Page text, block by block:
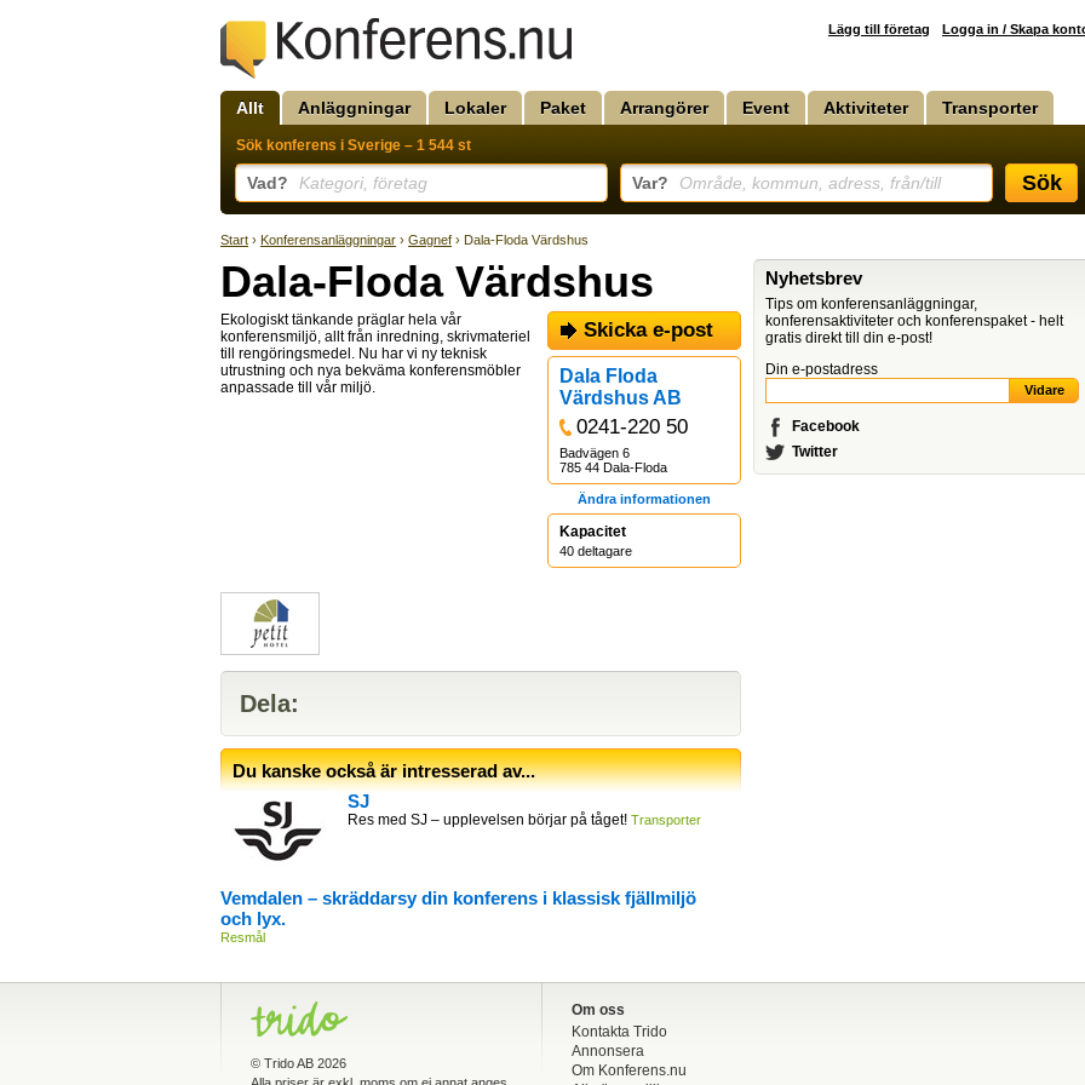
Lägg till företag Logga in / Skapa
Allt Anläggningar Lokaler Paket Arrangörer Event Aktiviteter Transporter
Sök konferens i Sverige – 1 544 st
Vad? Kategori, företag Var? Område, kommun, adress, från/till Sök
Start › Konferensanläggningar › Gagnef › Dala-Floda Värdshus
Dala-Floda Värdshus
Skicka e-post
Dala Floda
Värdshus AB
0241-220 50
Badvägen 6
785 44 Dala-Floda
Ändra informationen
Kapacitet
40 deltagare
Ekologiskt tänkande präglar hela vår
konferensmiljö, allt från inredning, skrivmateriel
till rengöringsmedel. Nu har vi ny teknisk
utrustning och nya bekväma konferensmöbler
anpassade till vår miljö.
Dela:
Du kanske också är intresserad av...
SJ
Res med SJ – upplevelsen börjar på tåget! Transporter
Vemdalen – skräddarsy din konferens i klassisk fjällmiljö
och lyx.
Resmål
Nyhetsbrev
Tips om konferensanläggningar,
konferensaktiviteter och konferenspaket - helt
gratis direkt till din e-post!
Din e-postadress
Facebook
Twitter
© Trido AB 2026
Om oss
Kontakta Trido
Annonsera
Om Konferens.nu